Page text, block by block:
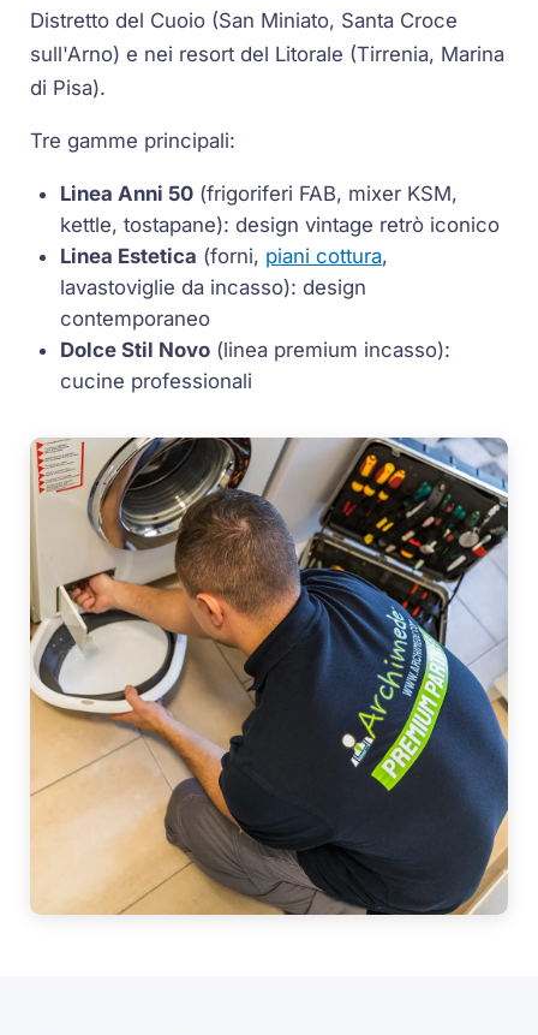
Distretto del Cuoio (San Miniato, Santa Croce
sull'Arno) e nei resort del Litorale (Tirrenia, Marina
di Pisa).
Tre gamme principali:
Linea Anni 50 (frigoriferi FAB, mixer KSM,
kettle, tostapane): design vintage retrò iconico
Linea Estetica (forni, piani cottura,
lavastoviglie da incasso): design
contemporaneo
Dolce Stil Novo (linea premium incasso):
cucine professionali